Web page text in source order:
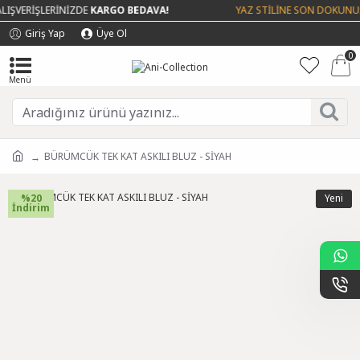
KARGO BEDAVA!
YAZ STİLİNE SON DOKUNUŞ
Giriş Yap
Üye Ol
0
BÜRÜMCÜK TEK KAT ASKILI BLUZ - SİYAH
Yeni
%20
İndirim